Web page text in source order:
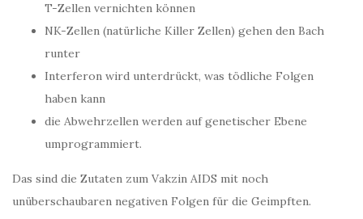
T-Zellen vernichten können
NK-Zellen (natürliche Killer Zellen) gehen den Bach
runter
Interferon wird unterdrückt, was tödliche Folgen
haben kann
die Abwehrzellen werden auf genetischer Ebene
umprogrammiert.
Das sind die Zutaten zum Vakzin AIDS mit noch
unüberschaubaren negativen Folgen für die Geimpften.